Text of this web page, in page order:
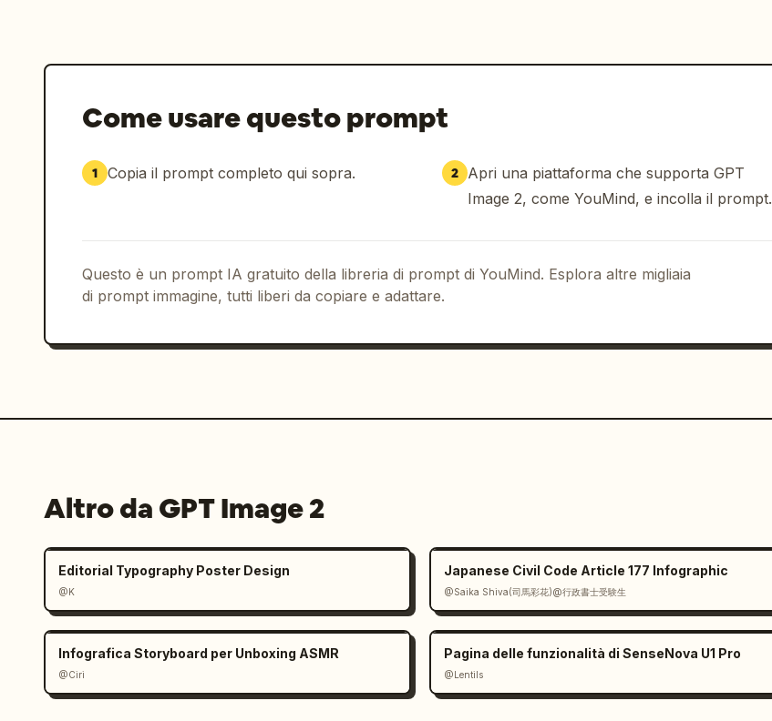
Come usare questo prompt
1 Copia il prompt completo qui sopra. 2 Apri una piattaforma che supporta GPT
Image 2, come YouMind, e incolla il prompt.
Questo è un prompt IA gratuito della libreria di prompt di YouMind. Esplora altre migliaia
di prompt immagine, tutti liberi da copiare e adattare.
Altro da GPT Image 2
Editorial Typography Poster Design
@K
Japanese Civil Code Article 177 Infographic
@Saika Shiva(司馬彩花)@行政書士受験生
Infografica Storyboard per Unboxing ASMR
@Ciri
Pagina delle funzionalità di SenseNova U1 Pro
@Lentils